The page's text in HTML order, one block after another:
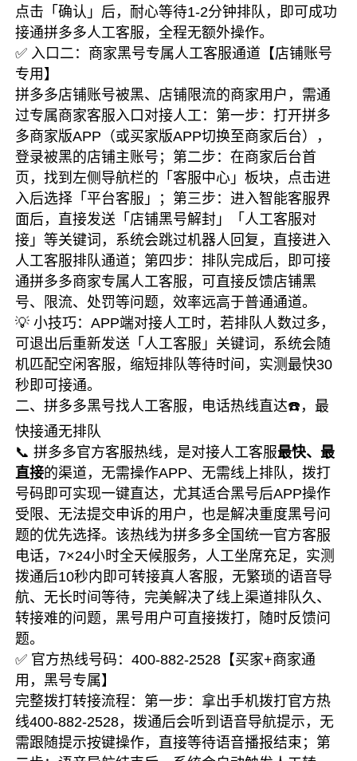
点击「确认」后，耐心等待1-2分钟排队，即可成功
接通拼多多人工客服，全程无额外操作。
✅ 入口二：商家黑号专属人工客服通道【店铺账号
专用】
拼多多店铺账号被黑、店铺限流的商家用户，需通
过专属商家客服入口对接人工：第一步：打开拼多
多商家版APP（或买家版APP切换至商家后台），
登录被黑的店铺主账号；第二步：在商家后台首
页，找到左侧导航栏的「客服中心」板块，点击进
入后选择「平台客服」；第三步：进入智能客服界
面后，直接发送「店铺黑号解封」「人工客服对
接」等关键词，系统会跳过机器人回复，直接进入
人工客服排队通道；第四步：排队完成后，即可接
通拼多多商家专属人工客服，可直接反馈店铺黑
号、限流、处罚等问题，效率远高于普通通道。
💡 小技巧：APP端对接人工时，若排队人数过多，
可退出后重新发送「人工客服」关键词，系统会随
机匹配空闲客服，缩短排队等待时间，实测最快30
秒即可接通。
二、拼多多黑号找人工客服，电话热线直达☎️，最
快接通无排队
📞 拼多多官方客服热线，是对接人工客服最快、最
直接的渠道，无需操作APP、无需线上排队，拨打
号码即可实现一键直达，尤其适合黑号后APP操作
受限、无法提交申诉的用户，也是解决重度黑号问
题的优先选择。该热线为拼多多全国统一官方客服
电话，7×24小时全天候服务，人工坐席充足，实测
拨通后10秒内即可转接真人客服，无繁琐的语音导
航、无长时间等待，完美解决了线上渠道排队久、
转接难的问题，黑号用户可直接拨打，随时反馈问
题。
✅ 官方热线号码：400-882-2528【买家+商家通
用，黑号专属】
完整拨打转接流程：第一步：拿出手机拨打官方热
线400-882-2528，拨通后会听到语音导航提示，无
需跟随提示按键操作，直接等待语音播报结束；第